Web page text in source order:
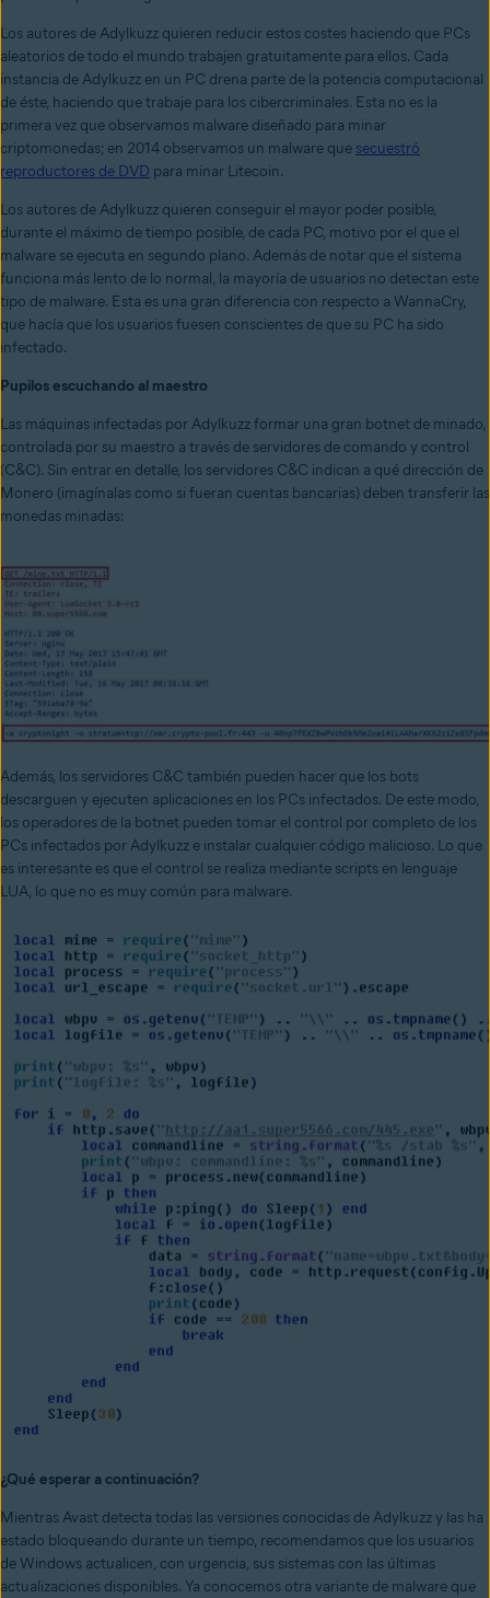
Los autores de Adylkuzz quieren reducir estos costes haciendo que PCs
aleatorios de todo el mundo trabajen gratuitamente para ellos. Cada
instancia de Adylkuzz en un PC drena parte de la potencia computacional
de éste, haciendo que trabaje para los cibercriminales. Esta no es la
primera vez que observamos malware diseñado para minar
criptomonedas; en 2014 observamos un malware que secuestró
reproductores de DVD para minar Litecoin.
Los autores de Adylkuzz quieren conseguir el mayor poder posible,
durante el máximo de tiempo posible, de cada PC, motivo por el que el
malware se ejecuta en segundo plano. Además de notar que el sistema
funciona más lento de lo normal, la mayoría de usuarios no detectan este
tipo de malware. Esta es una gran diferencia con respecto a WannaCry,
que hacía que los usuarios fuesen conscientes de que su PC ha sido
infectado.
Pupilos escuchando al maestro
Las máquinas infectadas por Adylkuzz formar una gran botnet de minado,
controlada por su maestro a través de servidores de comando y control
(C&C). Sin entrar en detalle, los servidores C&C indican a qué dirección de
Monero (imagínalas como si fueran cuentas bancarias) deben transferir las
monedas minadas:
Además, los servidores C&C también pueden hacer que los bots
descarguen y ejecuten aplicaciones en los PCs infectados. De este modo,
los operadores de la botnet pueden tomar el control por completo de los
PCs infectados por Adylkuzz e instalar cualquier código malicioso. Lo que
es interesante es que el control se realiza mediante scripts en lenguaje
LUA, lo que no es muy común para malware.
¿Qué esperar a continuación?
Mientras Avast detecta todas las versiones conocidas de Adylkuzz y las ha
estado bloqueando durante un tiempo, recomendamos que los usuarios
de Windows actualicen, con urgencia, sus sistemas con las últimas
actualizaciones disponibles. Ya conocemos otra variante de malware que